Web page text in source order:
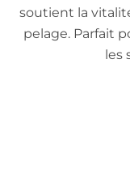
soutient la
pelage. Parfait
les